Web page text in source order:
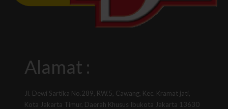
Alamat :
Jl. Dewi Sartika No.289, RW.5, Cawang, Kec. Kramat jati,
Kota Jakarta Timur, Daerah Khusus Ibukota Jakarta 13630